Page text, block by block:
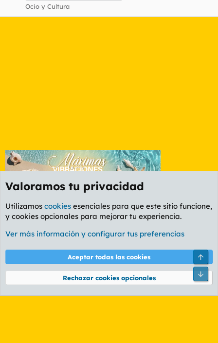
Ocio y Cultura
Etiquetas
Cookies
PL OLDSTYLE AMARILLO
Términos y reglas Política de privacidad Ayuda
Community platform by XenForo® © 2010-2026 XenForo Ltd.
Valoramos tu privacidad
Utilizamos cookies esenciales para que este sitio funcione,
y cookies opcionales para mejorar tu experiencia.
Ver más información y configurar tus preferencias
Aceptar todas las cookies
Rechazar cookies opcionales
Pie